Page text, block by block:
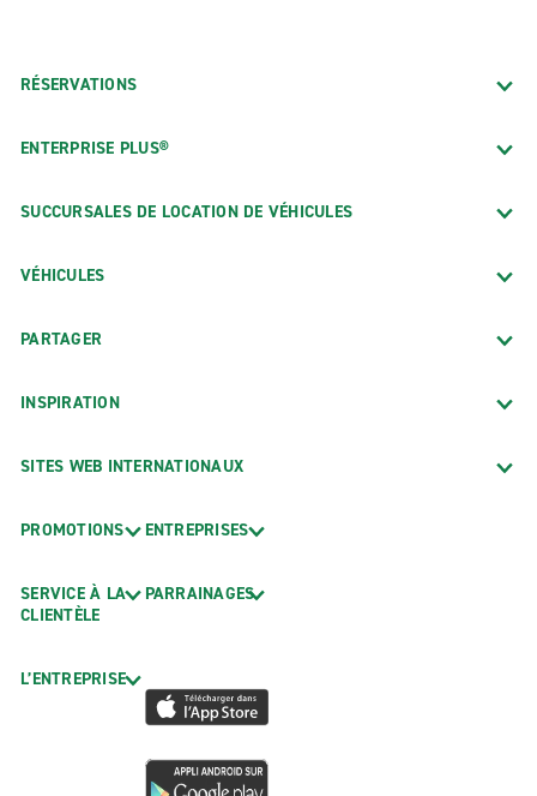
RÉSERVATIONS
ENTERPRISE PLUS®
SUCCURSALES DE LOCATION DE VÉHICULES
VÉHICULES
PARTAGER
INSPIRATION
SITES WEB INTERNATIONAUX
PROMOTIONS
SERVICE À LA
CLIENTÈLE
L’ENTREPRISE
ENTREPRISES
PARRAINAGES